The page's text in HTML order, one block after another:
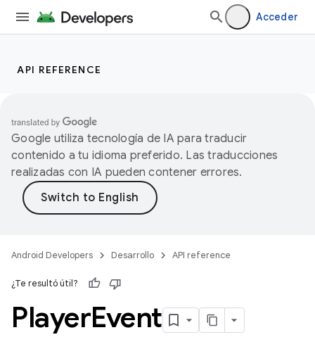
Acceder
API REFERENCE
Google utiliza tecnología de IA para traducir
contenido a tu idioma preferido. Las traducciones
realizadas con IA pueden contener errores.
Android Developers Desarrollo API reference
¿Te resultó útil?
PlayerEvent